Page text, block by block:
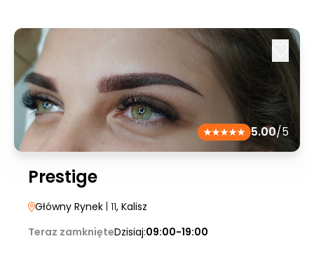
5.00/5
Prestige
Główny Rynek | 11, Kalisz
Teraz zamknięteDzisiaj:09:00-19:00